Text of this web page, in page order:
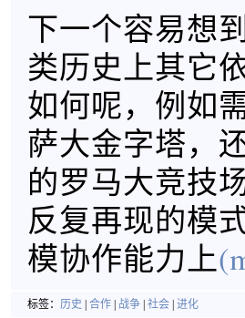
下一个容易想
类历史上其它
如何呢，例如
萨大金字塔，
的罗马大竞技
反复再现的模
模协作能力上
标签： 历史 合作 战争 社会 进化